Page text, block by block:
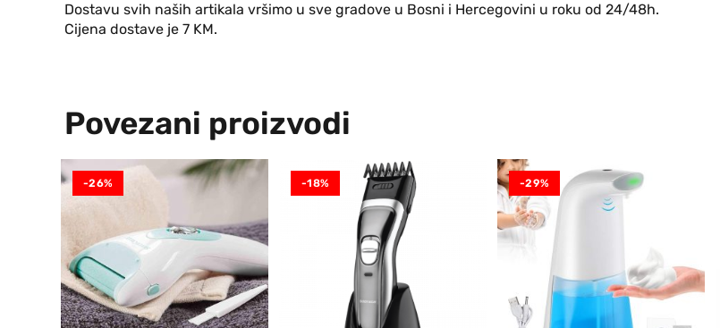
Dostavu svih naših artikala vršimo u sve gradove u Bosni i Hercegovini u roku od 24/48h.
Cijena dostave je 7 KM.
Povezani proizvodi
-26% -18% -29%